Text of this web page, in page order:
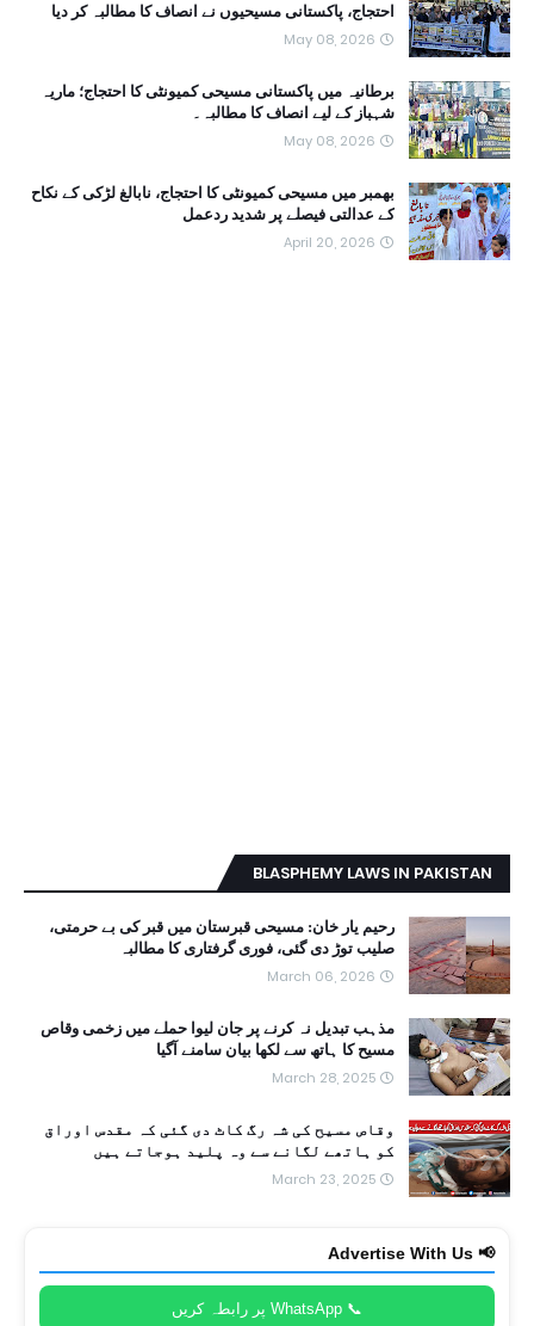
احتجاج، پاکستانی مسیحیوں نے انصاف کا مطالبہ کر دیا
May 08, 2026
برطانیہ میں پاکستانی مسیحی کمیونٹی کا احتجاج؛ ماریہ
شہباز کے لیے انصاف کا مطالبہ۔
May 08, 2026
بھمبر میں مسیحی کمیونٹی کا احتجاج، نابالغ لڑکی کے نکاح
کے عدالتی فیصلے پر شدید ردعمل
April 20, 2026
BLASPHEMY LAWS IN PAKISTAN
رحیم یار خان: مسیحی قبرستان میں قبر کی بے حرمتی،
صلیب توڑ دی گئی، فوری گرفتاری کا مطالبہ
March 06, 2026
مذہب تبدیل نہ کرنے پر جان لیوا حملے میں زخمی وقاص
مسیح کا ہاتھ سے لکھا بیان سامنے آگیا
March 28, 2025
وقاص مسیح کی شہ رگ کاٹ دی گئی کہ مقدس اوراق
کو ہاتھے لگانے سے وہ پلید ہوجاتے ہیں
March 23, 2025
📢 Advertise With Us
📞 WhatsApp پر رابطہ کریں